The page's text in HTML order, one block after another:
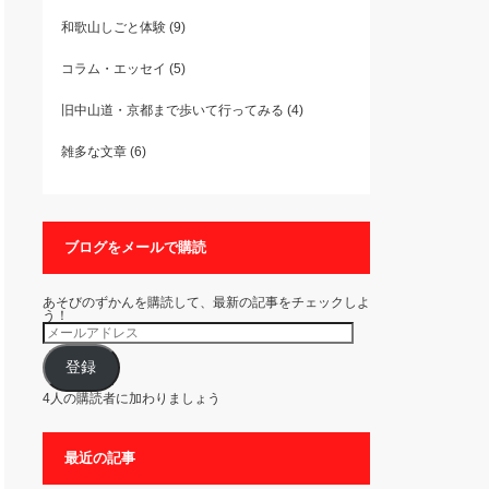
和歌山しごと体験(9)
コラム・エッセイ (5)
旧中山道・京都まで歩いて行ってみる (4)
雑多な文章(6)
ブログをメールで購読
あそびのずかんを購読して、最新の記事をチェックしよ
う！
メ
ー
ル
ア
ド
レ
ス
登録
4人の購読者に加わりましょう
最近の記事